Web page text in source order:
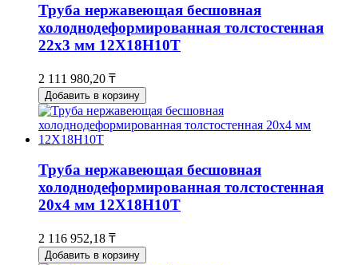
Труба нержавеющая бесшовная
холоднодеформированная толстостенная
22х3 мм 12Х18Н10Т
2 111 980,20 ₸
Добавить в корзину
Труба нержавеющая бесшовная
холоднодеформированная толстостенная
20х4 мм 12Х18Н10Т
2 116 952,18 ₸
Добавить в корзину